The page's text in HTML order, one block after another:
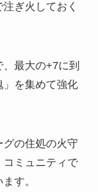
ぎ火しておく
最大の+7に到
を集めて強化
の住処の火守
ミュニティで
す。